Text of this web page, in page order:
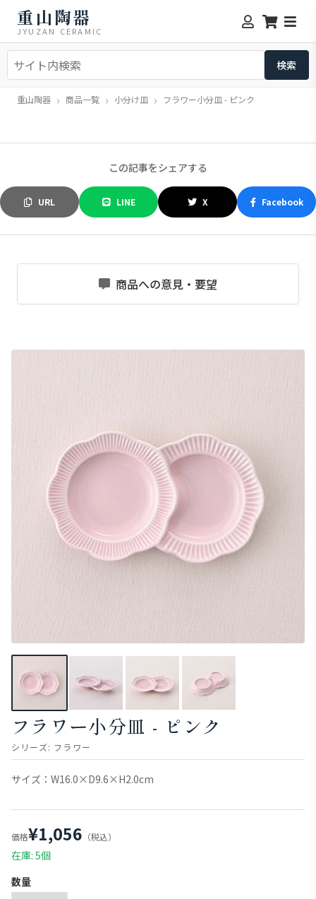
重山陶器
JYUZAN CERAMIC
重山陶器 商品一覧 小分け皿 フラワー小分皿 - ピンク
この記事をシェアする
URL LINE X Facebook
商品への意見・要望
フラワー小分皿 - ピンク
シリーズ: フラワー
サイズ：W16.0×D9.6×H2.0cm
価格¥1,056 （税込）
在庫: 5個
数量